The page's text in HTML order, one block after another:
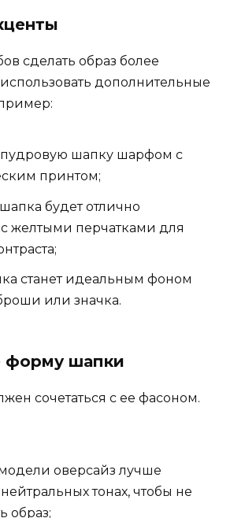
сделать образ более
дополнительные
шапку шарфом с
принтом;
будет отлично
с желтыми перчатками для
станет идеальным фоном
или значка.
форму шапки
сочетаться с ее фасоном.
оверсайз лучше
тонах, чтобы не
образ;